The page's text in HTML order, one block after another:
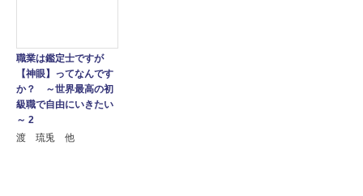
職業は鑑定士ですが
【神眼】ってなんです
か？ ～世界最高の初
級職で自由にいきたい
～ 2
渡 琉兎 他